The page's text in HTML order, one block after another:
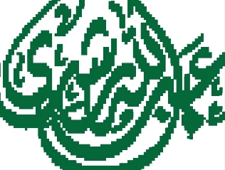
أكذوبة القدس
يوليو 10, 2026 174
58.3k